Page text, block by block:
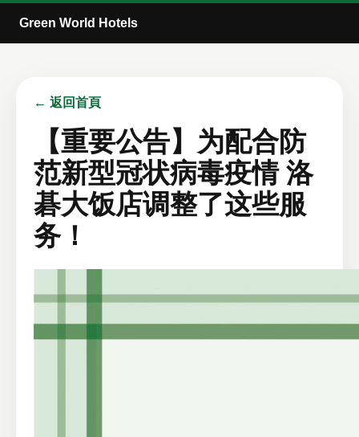
Green World Hotels
← 返回首頁
【重要公告】为配合防
范新型冠状病毒疫情 洛
碁大饭店调整了这些服
务！